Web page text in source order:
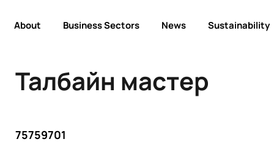
About Business Sectors News Sustainability
Талбайн мастер
75759701